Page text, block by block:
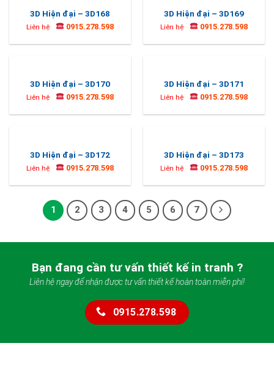
3D Hiện đại – 3D168
Liên hệ 0915.278.598
3D Hiện đại – 3D169
Liên hệ 0915.278.598
3D Hiện đại – 3D170
Liên hệ 0915.278.598
3D Hiện đại – 3D171
Liên hệ 0915.278.598
3D Hiện đại – 3D172
Liên hệ 0915.278.598
3D Hiện đại – 3D173
Liên hệ 0915.278.598
1 2 3 4 5 6 7
Bạn đang cần tư vấn thiết kế in tranh ?
Liên hệ ngay để nhận được tư vấn thiết kế hoàn toàn miễn phí!
0915.278.598